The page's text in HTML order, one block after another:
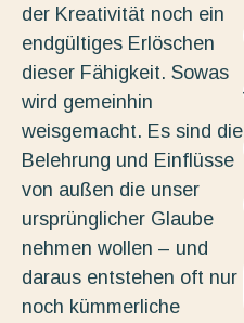
der Kreativität noch ein
endgültiges Erlöschen
dieser Fähigkeit. Sowas
wird gemeinhin
weisgemacht. Es sind die
Belehrung und Einflüsse
von außen die unser
ursprünglicher Glaube
nehmen wollen – und
daraus entstehen oft nur
noch kümmerliche